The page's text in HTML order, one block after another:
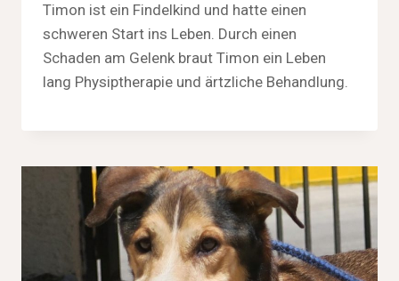
Timon ist ein Findelkind und hatte einen
schweren Start ins Leben. Durch einen
Schaden am Gelenk braut Timon ein Leben
lang Physiptherapie und ärtzliche Behandlung.